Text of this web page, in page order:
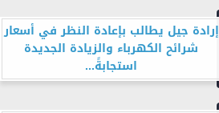
إرادة جيل يطالب بإعادة النظر في أسعار
شرائح الكهرباء والزيادة الجديدة
استجابةً...